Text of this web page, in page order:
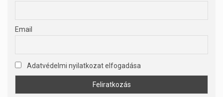
Email
Adatvédelmi nyilatkozat elfogadása